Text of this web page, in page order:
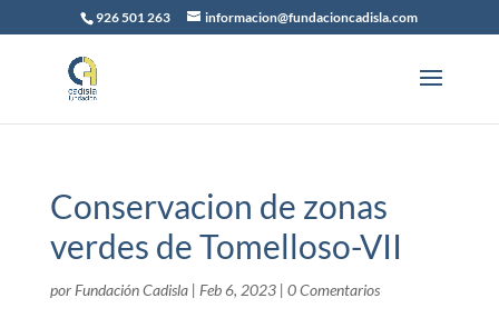
926 501 263 informacion@fundacioncadisla.com
Conservacion de zonas
verdes de Tomelloso-VII
por Fundación Cadisla| Feb 6, 2023| 0 Comentarios